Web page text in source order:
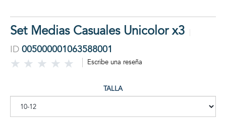
Set Medias Casuales Unicolor x3
ID 005000001063588001
Escribe una reseña
TALLA